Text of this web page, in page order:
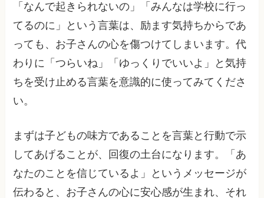
「なんで起きられないの」「みんなは学校に行っ
てるのに」という言葉は、励ます気持ちからであ
っても、お子さんの心を傷つけてしまいます。代
わりに「つらいね」「ゆっくりでいいよ」と気持
ちを受け止める言葉を意識的に使ってみてくださ
い。
まずは子どもの味方であることを言葉と行動で示
してあげることが、回復の土台になります。「あ
なたのことを信じているよ」というメッセージが
伝わると、お子さんの心に安心感が生まれ、それ